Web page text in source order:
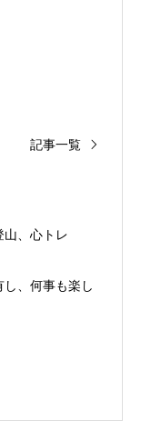
記事一覧
山、心トレ
、何事も楽し